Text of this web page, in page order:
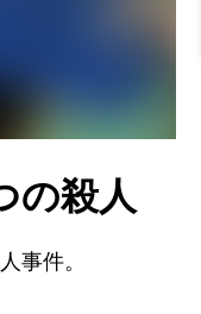
の殺人
事件。